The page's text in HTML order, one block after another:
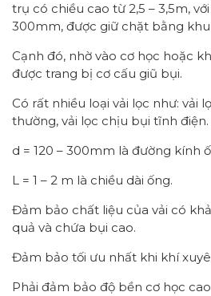
trụ có chiều cao từ 2,5 – 3,5m,
300mm, được giữ chặt bằng
Cạnh đó, nhờ vào cơ học hoặc
được trang bị cơ cấu giũ bụi.
Có rất nhiều loại vải lọc như: vải
thường, vải lọc chịu bụi tĩnh điện.
d = 120 – 300mm là đường kính
L = 1 – 2 m là chiều dài ống.
Đảm bảo chất liệu của vải có
quả và chứa bụi cao.
Đảm bảo tối ưu nhất khi khí
Phải đảm bảo độ bền cơ học